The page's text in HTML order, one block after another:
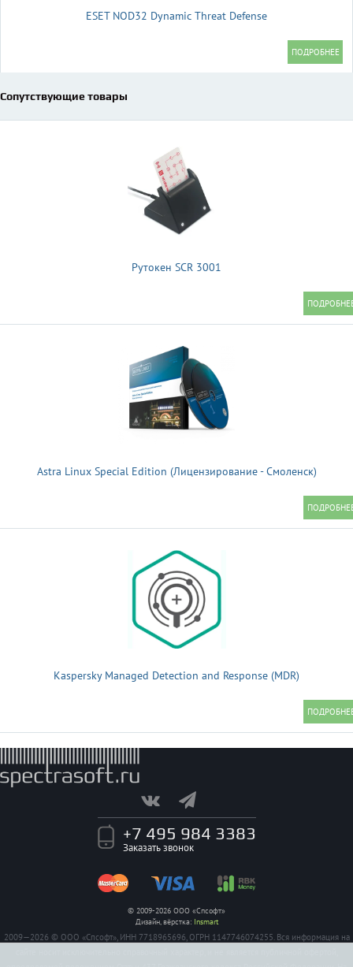
ESET NOD32 Dynamic Threat Defense
Сопутствующие товары
Рутокен SCR 3001
Astra Linux Special Edition (Лицензирование - Смоленск)
Kaspersky Managed Detection and Response (MDR)
+7 495 984 3383
Заказать звонок
© 2009-2026 ООО «Спсофт»
Дизайн, вёрстка: Insmart
2009—2026 © ООО «Спсофт», ИНН 7718965696, ОГРН 1147746074255. Вся информация на